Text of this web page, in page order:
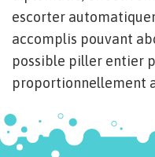
escorter
accomplis pouvant
possible piller entier
proportionnellement